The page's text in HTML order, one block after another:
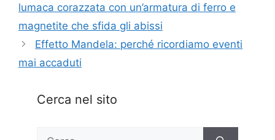
lumaca corazzata con un’armatura di ferro e
magnetite che sfida gli abissi
Effetto Mandela: perché ricordiamo eventi
mai accaduti
Cerca nel sito